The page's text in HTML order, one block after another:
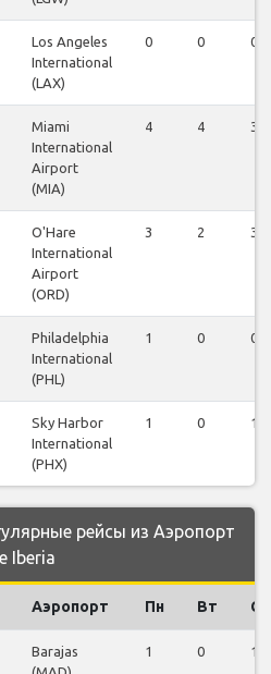
Los Angeles
International
(LAX)
0 0 0
Miami
International
Airport
(MIA)
4 4 3
O'Hare
International
Airport
(ORD)
3 2 3
Philadelphia
International
(PHL)
1 0 0
Sky Harbor
International
(PHX)
1 0 1
рейсы из Аэропорт
Iberia
Аэропорт Пн Вт Ср
Barajas
1 0 1